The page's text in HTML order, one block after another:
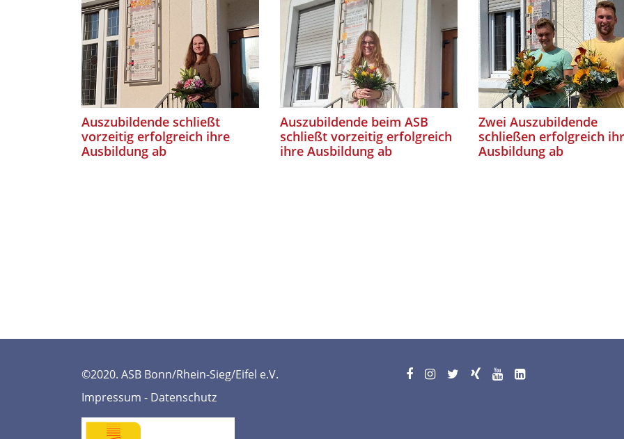
Auszubildende schließt
vorzeitig erfolgreich ihre
Ausbildung ab
Auszubildende beim ASB
schließt vorzeitig erfolgreich
ihre Ausbildung ab
Zwei Auszubildende
schließen erfolgreich
Ausbildung ab
©2020. ASB Bonn/Rhein-Sieg/Eifel e.V.
Impressum - Datenschutz